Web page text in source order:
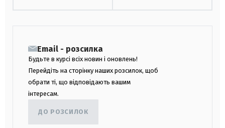
Email - розсилка
Будьте в курсі всіх новин і оновлень!
Перейдіть на сторінку наших розсилок, щоб
обрати ті, що відповідають вашим
інтересам.
ДО РОЗСИЛОК